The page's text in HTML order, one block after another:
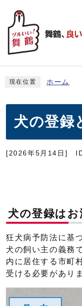
現在位置 ホーム
犬の登録
[2026年5月14日]
犬の登録は
狂犬病予防法に基
犬の飼い主の義務
内に居住する市町
受ける必要があり